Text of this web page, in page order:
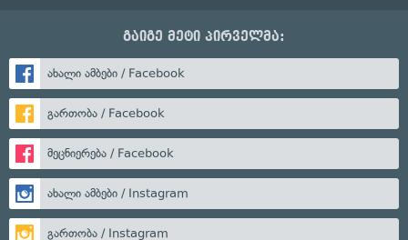
გაიგე მეტი პირველმა:
ახალი ამბები / Facebook
გართობა / Facebook
მეცნიერება / Facebook
ახალი ამბები / Instagram
გართობა / Instagram